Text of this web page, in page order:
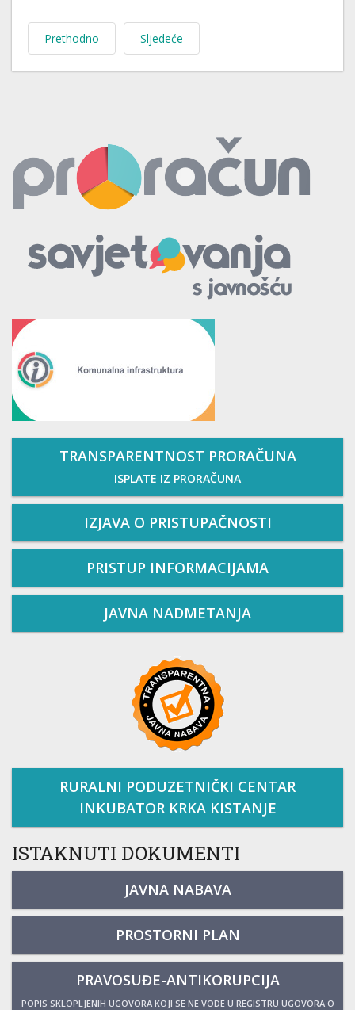
Prethodno Sljedeće
TRANSPARENTNOST PRORAČUNA
ISPLATE IZ PRORAČUNA
IZJAVA O PRISTUPAČNOSTI
PRISTUP INFORMACIJAMA
JAVNA NADMETANJA
RURALNI PODUZETNIČKI CENTAR
INKUBATOR KRKA KISTANJE
ISTAKNUTI DOKUMENTI
JAVNA NABAVA
PROSTORNI PLAN
PRAVOSUĐE-ANTIKORUPCIJA
POPIS SKLOPLJENIH UGOVORA KOJI SE NE VODE U REGISTRU UGOVORA O